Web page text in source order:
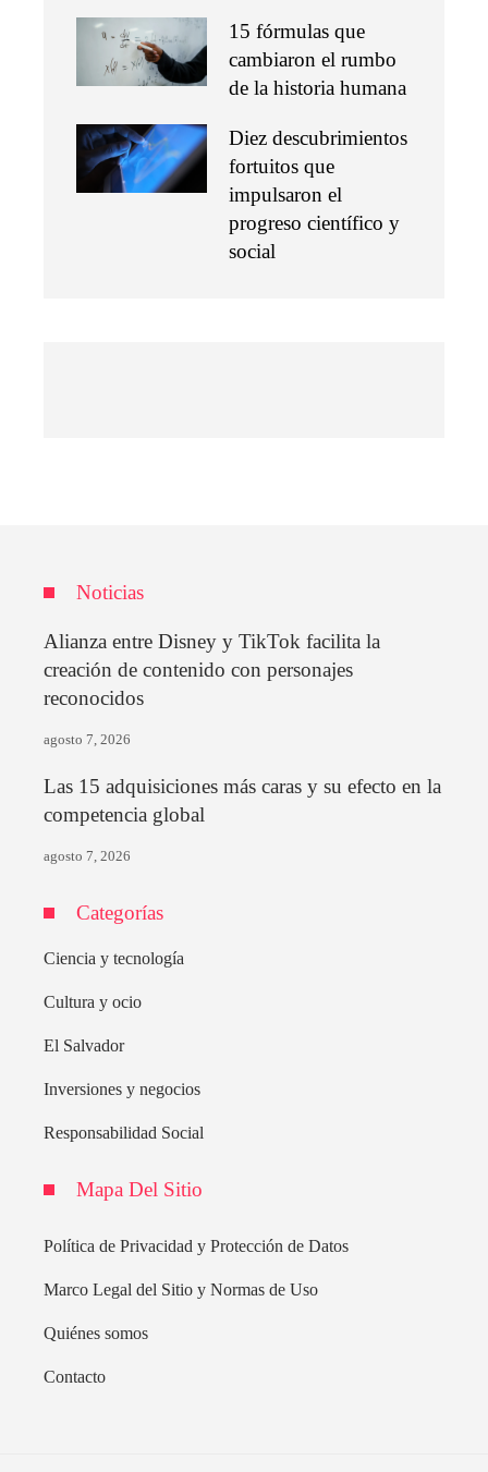
15 fórmulas que
cambiaron el rumbo
de la historia humana
Diez descubrimientos
fortuitos que
impulsaron el
progreso científico y
social
Noticias
Alianza entre Disney y TikTok facilita la
creación de contenido con personajes
reconocidos
agosto 7, 2026
Las 15 adquisiciones más caras y su efecto en la
competencia global
agosto 7, 2026
Categorías
Ciencia y tecnología
Cultura y ocio
El Salvador
Inversiones y negocios
Responsabilidad Social
Mapa Del Sitio
Política de Privacidad y Protección de Datos
Marco Legal del Sitio y Normas de Uso
Quiénes somos
Contacto